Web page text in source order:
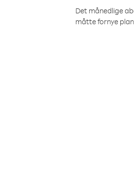
Det månedlige
måtte fornye